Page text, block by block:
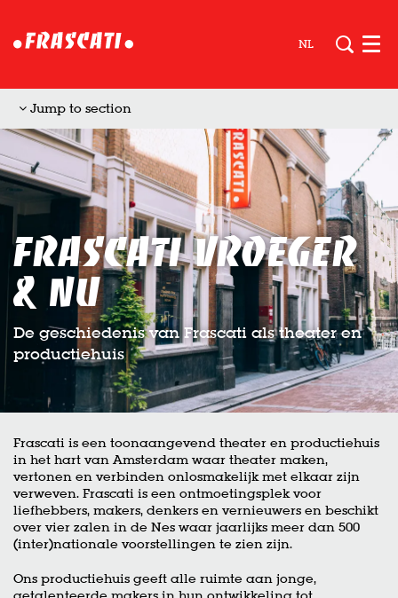
NL
Jump to section
Frascati vroeger
& nu
De geschiedenis van Frascati als theater en
productiehuis
Frascati is een toonaangevend theater en productiehuis
in het hart van Amsterdam waar theater maken,
vertonen en verbinden onlosmakelijk met elkaar zijn
verweven. Frascati is een ontmoetingsplek voor
liefhebbers, makers, denkers en vernieuwers en beschikt
over vier zalen in de Nes waar jaarlijks meer dan 500
(inter)nationale voorstellingen te zien zijn.
Ons productiehuis geeft alle ruimte aan jonge,